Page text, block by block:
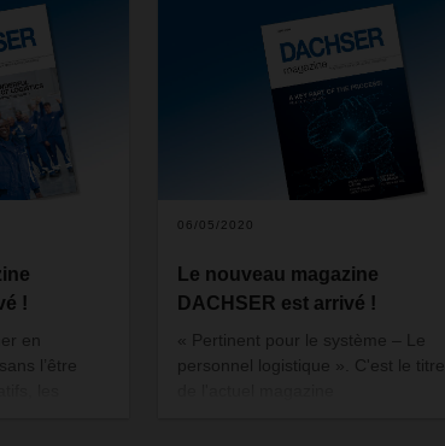
!
en
l’être
06/05/2020
Le nouveau magazine
DACHSER est arrivé !
« Pertinent pour le système – Le
personnel logistique ». C'est le titre